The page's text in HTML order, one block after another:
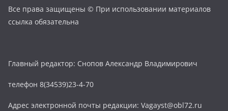
Все права защищены © При использовании материалов
ссылка обязательна
Главный редактор: Снопов Александр Владимирович
телефон 8(34539)23-4-70
Адрес электронной почты редакции: Vagayst@obl72.ru